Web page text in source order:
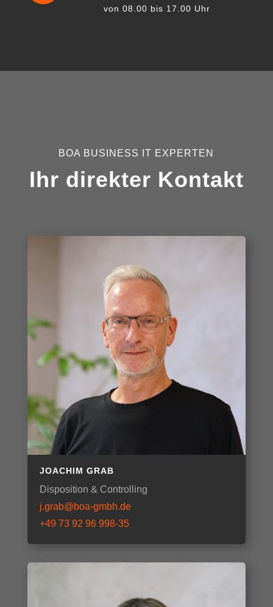
von 08.00 bis 17.00 Uhr
BOA BUSINESS IT EXPERTEN
Ihr direkter Kontakt
JOACHIM GRAB
Disposition & Controlling
j.grab@boa-gmbh.de
+49 73 92 96 998-35